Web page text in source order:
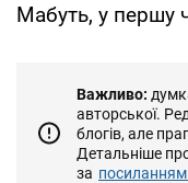
Мабуть, у першу
Важливо:
авторської.
блогів, але
Детальніше
за